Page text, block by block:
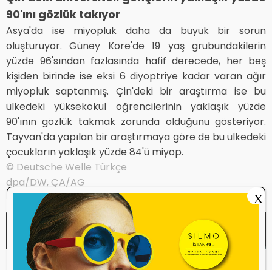
90'ını gözlük takıyor
Asya'da ise miyopluk daha da büyük bir sorun
oluşturuyor. Güney Kore'de 19 yaş grubundakilerin
yüzde 96'sından fazlasında hafif derecede, her beş
kişiden birinde ise eksi 6 diyoptriye kadar varan ağır
miyopluk saptanmış. Çin'deki bir araştırma ise bu
ülkedeki yüksekokul öğrencilerinin yaklaşık yüzde
90'ının gözlük takmak zorunda olduğunu gösteriyor.
Tayvan'da yapılan bir araştırmaya göre de bu ülkedeki
çocukların yaklaşık yüzde 84'ü miyop.
© Deutsche Welle Türkçe
dpa/DW, ÇA/AG
X